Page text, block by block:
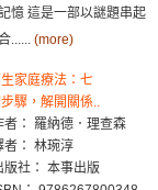
憶 這是一部以謎題串起
...... (more)
家庭療法：七
驟，解開關係..
者： 羅納德．理查森
者： 林琬淳
版社： 本事出版